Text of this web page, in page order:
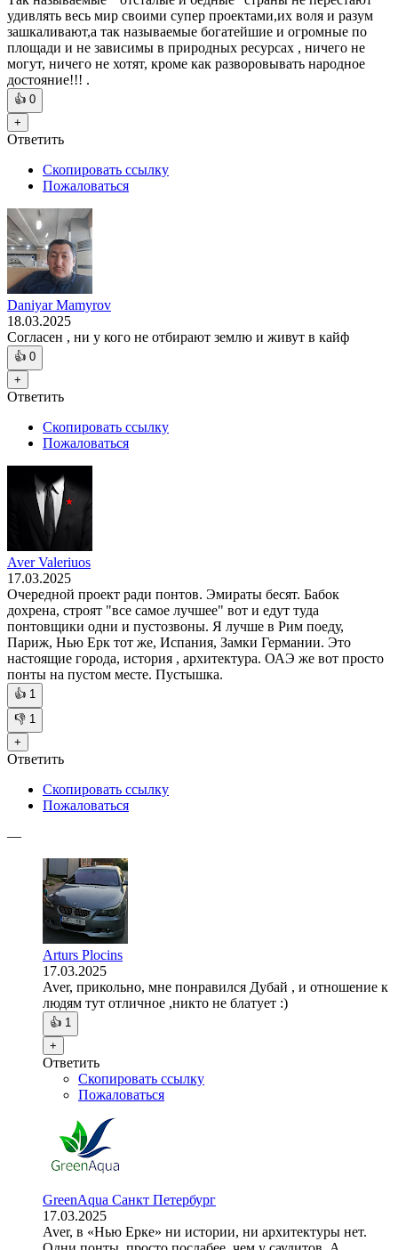
удивлять весь мир своими супер проектами,их воля и разум
зашкаливают,а так называемые богатейшие и огромные по
площади и не зависимы в природных ресурсах , ничего не
могут, ничего не хотят, кроме как разворовывать народное
достояние!!! .
👍 0
+
Ответить
Скопировать ссылку
Пожаловаться
Daniyar Mamyrov
18.03.2025
Согласен , ни у кого не отбирают землю и живут в кайф
👍 0
+
Ответить
Скопировать ссылку
Пожаловаться
Aver Valeriuos
17.03.2025
Очередной проект ради понтов. Эмираты бесят. Бабок
дохрена, строят "все самое лучшее" вот и едут туда
понтовщики одни и пустозвоны. Я лучше в Рим поеду,
Париж, Нью Ерк тот же, Испания, Замки Германии. Это
настоящие города, история , архитектура. ОАЭ же вот просто
понты на пустом месте. Пустышка.
👍 1
👎 1
+
Ответить
Скопировать ссылку
Пожаловаться
—
Arturs Plocins
17.03.2025
Aver, прикольно, мне понравился Дубай , и отношение к
людям тут отличное ,никто не блатует :)
👍 1
+
Ответить
Скопировать ссылку
Пожаловаться
GreenAqua Санкт Петербург
17.03.2025
Aver, в «Нью Ерке» ни истории, ни архитектуры нет.